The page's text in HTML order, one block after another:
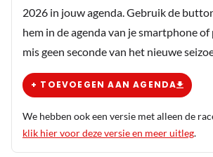
2026 in jouw agenda. Gebruik de
hem in de agenda van je smartphone of
mis geen seconde van het nieuwe
+ TOEVOEGEN AAN AGENDA
We hebben ook een versie met alleen de
klik hier voor deze versie en meer uitleg.